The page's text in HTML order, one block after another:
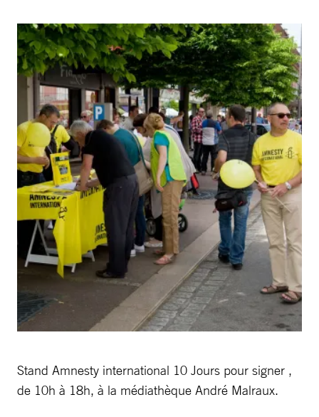
Stand Amnesty international 10 Jours pour signer ,
de 10h à 18h, à la médiathèque André Malraux.